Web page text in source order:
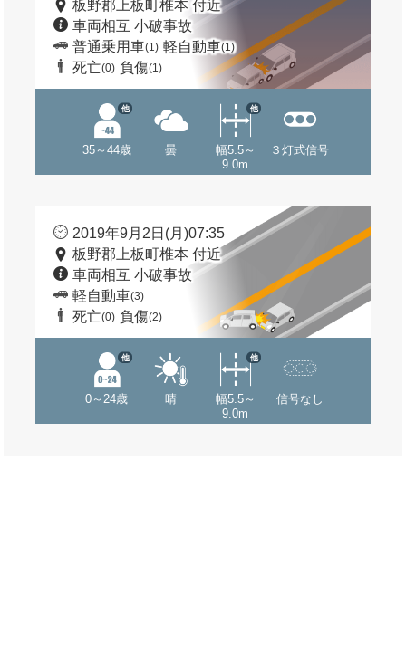
板野郡上板町椎本 付近
車両相互 小破事故
普通乗用車(1) 軽自動車(1)
死亡(0) 負傷(1)
35～44歳
他
曇
幅5.5～
9.0m
他
３灯式信号
2019年9月2日(月)07:35
板野郡上板町椎本 付近
車両相互 小破事故
軽自動車(3)
死亡(0) 負傷(2)
0～24歳
他
晴
幅5.5～
9.0m
他
信号なし